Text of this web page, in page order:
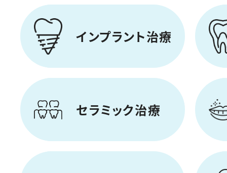
インプラント治療
セラミック治療